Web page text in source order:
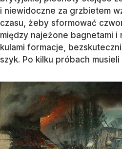
i niewidoczne za grzbietem
czasu, żeby sformować
między najeżone bagnetami i
kulami formacje,
szyk. Po kilku próbach